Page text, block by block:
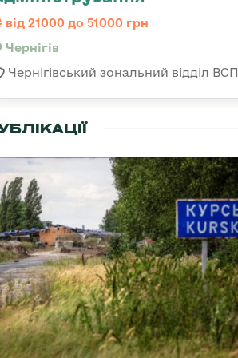
від 21000 до 51000 грн
Чернігів
Чернігівський зональний відділ ВСП